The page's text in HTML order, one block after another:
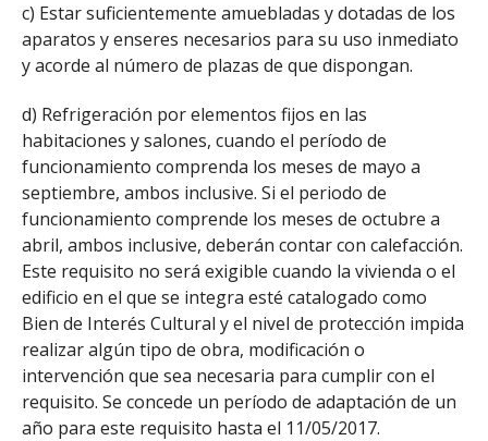
c) Estar suficientemente amuebladas y dotadas de los
aparatos y enseres necesarios para su uso inmediato
y acorde al número de plazas de que dispongan.
d) Refrigeración por elementos fijos en las
habitaciones y salones, cuando el período de
funcionamiento comprenda los meses de mayo a
septiembre, ambos inclusive. Si el periodo de
funcionamiento comprende los meses de octubre a
abril, ambos inclusive, deberán contar con calefacción.
Este requisito no será exigible cuando la vivienda o el
edificio en el que se integra esté catalogado como
Bien de Interés Cultural y el nivel de protección impida
realizar algún tipo de obra, modificación o
intervención que sea necesaria para cumplir con el
requisito. Se concede un período de adaptación de un
año para este requisito hasta el 11/05/2017.